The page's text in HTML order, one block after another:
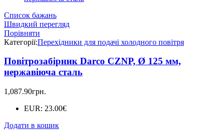
Список бажань
Швидкий перегляд
Порівняти
Категорії:Перехідники для подачі холодного повітря
Повітрозабірник Darco CZNP, Ø 125 мм,
нержавіюча сталь
1,087.90грн.
EUR: 23.00€
Додати в кошик